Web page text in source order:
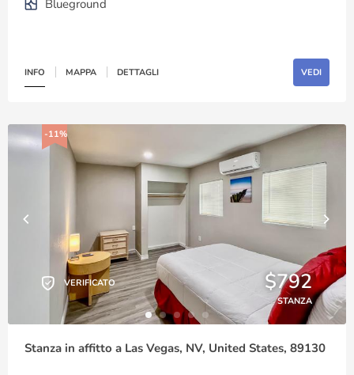
Blueground
INFO MAPPA DETTAGLI VEDI
-11%
VERIFICATO $792
STANZA
Stanza in affitto a Las Vegas, NV, United States, 89130